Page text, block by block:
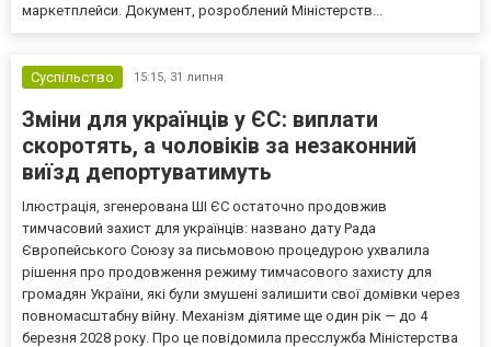
маркетплейси. Документ, розроблений Міністерств...
Суспільство 15:15, 31 липня
Зміни для українців у ЄС: виплати
скоротять, а чоловіків за незаконний
виїзд депортуватимуть
Ілюстрація, згенерована ШІ ЄС остаточно продовжив
тимчасовий захист для українців: названо дату Рада
Європейського Союзу за письмовою процедурою ухвалила
рішення про продовження режиму тимчасового захисту для
громадян України, які були змушені залишити свої домівки через
повномасштабну війну. Механізм діятиме ще один рік — до 4
березня 2028 року. Про це повідомила пресслужба Міністерства